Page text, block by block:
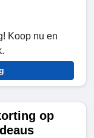
Koop nu en
op